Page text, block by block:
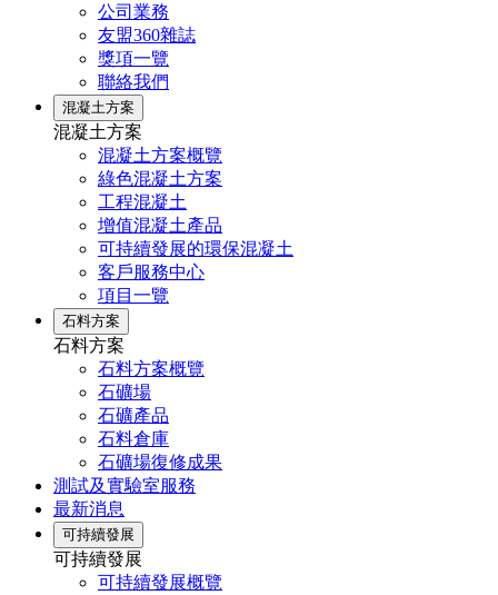
公司業務
友盟360雜誌
獎項一覽
聯絡我們
混凝土方案
混凝土方案
混凝土方案概覽
綠色混凝土方案
工程混凝土
增值混凝土產品
可持續發展的環保混凝土
客戶服務中心
項目一覽
石料方案
石料方案
石料方案概覽
石礦場
石礦產品
石料倉庫
石礦場復修成果
測試及實驗室服務
最新消息
可持續發展
可持續發展
可持續發展概覽